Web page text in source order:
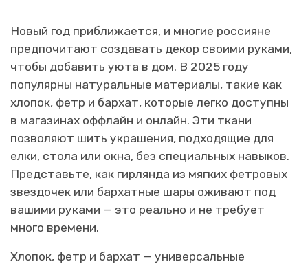
Новый год приближается, и многие россияне
предпочитают создавать декор своими руками,
чтобы добавить уюта в дом. В 2025 году
популярны натуральные материалы, такие как
хлопок, фетр и бархат, которые легко доступны
в магазинах оффлайн и онлайн. Эти ткани
позволяют шить украшения, подходящие для
елки, стола или окна, без специальных навыков.
Представьте, как гирлянда из мягких фетровых
звездочек или бархатные шары оживают под
вашими руками — это реально и не требует
много времени.
Хлопок, фетр и бархат — универсальные